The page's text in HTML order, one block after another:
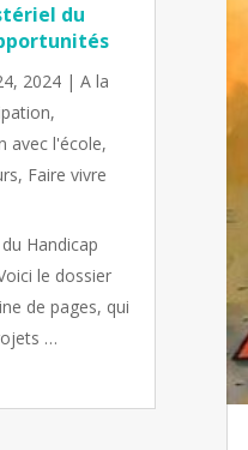
du
2024 |A la
,
avec l'école,
, Faire vivre
Handicap
le dossier
de pages, qui
…